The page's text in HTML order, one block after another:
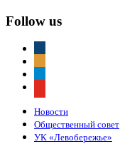
Follow us
Новости
Общественный совет
УК «Левобережье»